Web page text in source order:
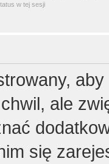
w tej sesji
ale
się